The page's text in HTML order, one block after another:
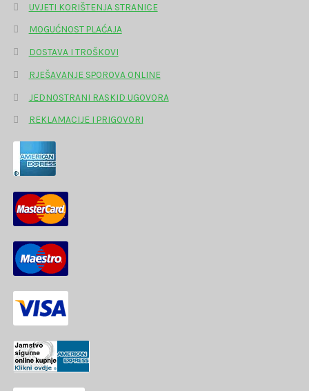
UVJETI KORIŠTENJA STRANICE
MOGUĆNOST PLAĆAJA
DOSTAVA I TROŠKOVI
RJEŠAVANJE SPOROVA ONLINE
JEDNOSTRANI RASKID UGOVORA
REKLAMACIJE I PRIGOVORI